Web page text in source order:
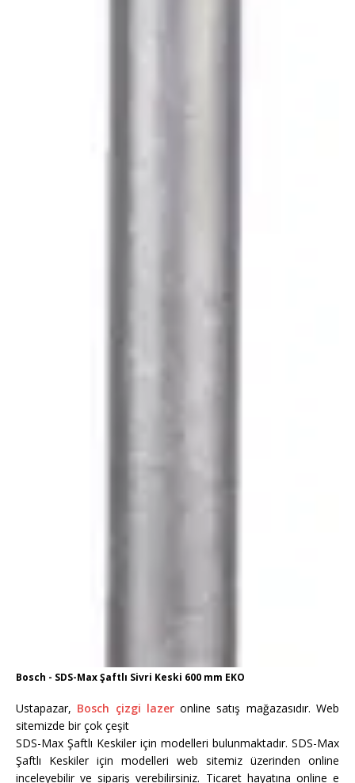
Bosch - SDS-Max Şaftlı Sivri Keski 600 mm EKO
Ustapazar, Bosch çizgi lazeronline satış mağazasıdır. Web
sitemizde bir çok çeşit
SDS-Max Şaftlı Keskiler için modelleri bulunmaktadır. SDS-Max
Şaftlı Keskiler için modelleri web sitemiz üzerinden online
inceleyebilir ve sipariş verebilirsiniz. Ticaret hayatına online e